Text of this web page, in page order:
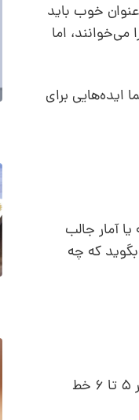
خوب باید
می‌دهد که ۸۰ درصد افراد عنوان را می‌خوانند، اما
ایده‌هایی برای
آمار جالب
که چه
بدنه پست باید شامل زیرعنوان‌ها باشد تا خواننده بتواند به راحتی محتوا را مرور کند. هر پاراگراف باید حداکثر ۵ تا ۶ خط